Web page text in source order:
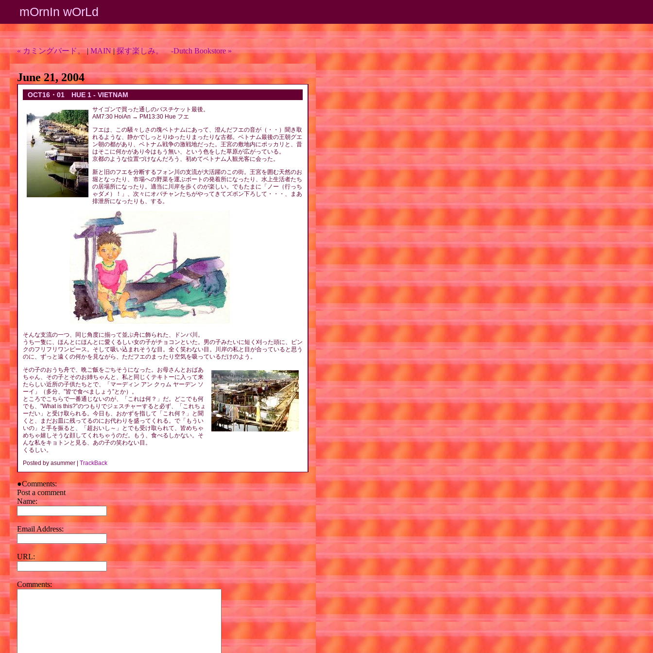
mOrnIn wOrLd
« カミングバード。|MAIN|探す楽しみ。 -Dutch Bookstore »
June 21, 2004
OCT16・01 HUE 1 - VIETNAM
サイゴンで買った通しのバスチケット最後。
AM7:30 HoiAn → PM13:30 Hue フエ
フエは、この騒々しさの塊ベトナムにあって、澄んだフエの音が（・・）聞き取
れるような、静かでしっとりゆったりまったりな古都。ベトナム最後の王朝グエ
ン朝の都があり、ベトナム戦争の激戦地だった。王宮の敷地内にポッカリと、昔
はそこに何かがあり今はもう無い、という色をした草原が広がっている。
京都のような位置づけなんだろう、初めてベトナム人観光客に会った。
新と旧のフエを分断するフォン川の支流が大活躍のこの街。王宮を囲む天然のお
堀となったり、市場への野菜を運ぶボートの発着所になったり、水上生活者たち
の居場所になったり。適当に川岸を歩くのが楽しい。でもたまに「ノー（行っち
ゃダメ）！」、次々にオバチャンたちがやってきてズボン下ろして・・・、まあ
排泄所になったりも、する。
そんな支流の一つ、同じ角度に揃って並ぶ舟に飾られた、ドンバ川。
うち一隻に、ほんとにほんとに愛くるしい女の子がチョコンといた。男の子みたいに短く刈った頭に、ピン
クのフリフリワンピース。そして吸い込まれそうな目。全く笑わない目。川岸の私と目が合っていると思う
のに、ずっと遠くの何かを見ながら、ただフエのまったり空気を吸っているだけのよう。
その子のおうち舟で、晩ご飯をごちそうになった。お母さんとおばあ
ちゃん、その子とそのお姉ちゃんと、私と同じくテキトーに入って来
たらしい近所の子供たちとで、「マーディン アン クヮム ヤーデン ソ
ーイ」（多分、”皆で食べましょう”とか）。
ところでこちらで一番通じないのが、「これは何？」だ。どこでも何
でも、”What is this?”のつもりでジェスチャーすると必ず、「これちょ
ーだい」と受け取られる。今日も、おかずを指して「これ何？」と聞
くと、まだお皿に残ってるのにお代わりを盛ってくれる。で「もうい
いの」と手を振ると、「超おいし～」とでも受け取られて、皆めちゃ
めちゃ嬉しそうな顔してくれちゃうのだ。もう、食べるしかない。そ
んな私をキョトンと見る、あの子の笑わない目。
くるしい。
Posted by asummer | TrackBack
●Comments:
Post a comment
Name:
Email Address:
URL:
Comments: